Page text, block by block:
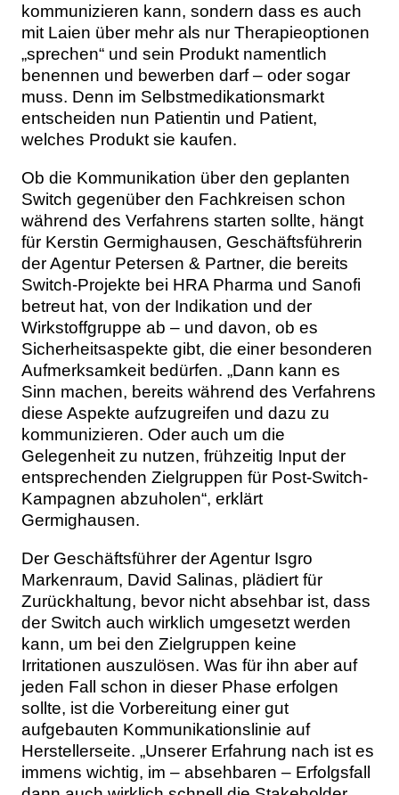
kommunizieren kann, sondern dass es auch
mit Laien über mehr als nur Therapieoptionen
„sprechen“ und sein Produkt namentlich
benennen und bewerben darf – oder sogar
muss. Denn im Selbstmedikationsmarkt
entscheiden nun Patientin und Patient,
welches Produkt sie kaufen.
Ob die Kommunikation über den geplanten
Switch gegenüber den Fachkreisen schon
während des Verfahrens starten sollte, hängt
für Kerstin Germighausen, Geschäftsführerin
der Agentur Petersen & Partner, die bereits
Switch-Projekte bei HRA Pharma und Sanofi
betreut hat, von der Indikation und der
Wirkstoffgruppe ab – und davon, ob es
Sicherheitsaspekte gibt, die einer besonderen
Aufmerksamkeit bedürfen. „Dann kann es
Sinn machen, bereits während des Verfahrens
diese Aspekte aufzugreifen und dazu zu
kommunizieren. Oder auch um die
Gelegenheit zu nutzen, frühzeitig Input der
entsprechenden Zielgruppen für Post-Switch-
Kampagnen abzuholen“, erklärt
Germighausen.
Der Geschäftsführer der Agentur Isgro
Markenraum, David Salinas, plädiert für
Zurückhaltung, bevor nicht absehbar ist, dass
der Switch auch wirklich umgesetzt werden
kann, um bei den Zielgruppen keine
Irritationen auszulösen. Was für ihn aber auf
jeden Fall schon in dieser Phase erfolgen
sollte, ist die Vorbereitung einer gut
aufgebauten Kommunikationslinie auf
Herstellerseite. „Unserer Erfahrung nach ist es
immens wichtig, im – absehbaren – Erfolgsfall